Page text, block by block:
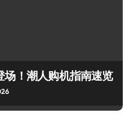
场！潮人购机指南速览